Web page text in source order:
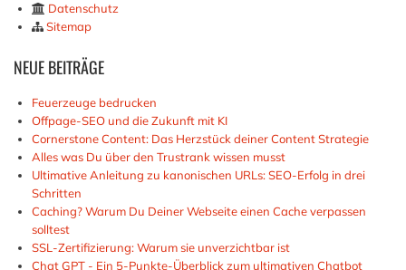
Datenschutz
Sitemap
NEUEBEITRÄGE
Feuerzeuge bedrucken
Offpage-SEO und die Zukunft mit KI
Cornerstone Content: Das Herzstück deiner Content Strategie
Alles was Du über den Trustrank wissen musst
Ultimative Anleitung zu kanonischen URLs: SEO-Erfolg in drei
Schritten
Caching? Warum Du Deiner Webseite einen Cache verpassen
solltest
SSL-Zertifizierung: Warum sie unverzichtbar ist
Chat GPT - Ein 5-Punkte-Überblick zum ultimativen Chatbot